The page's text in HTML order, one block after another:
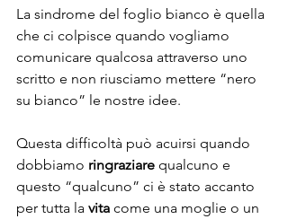
La sindrome del foglio bianco è quella
che ci colpisce quando vogliamo
comunicare qualcosa attraverso uno
scritto e non riusciamo mettere “nero
su bianco” le nostre idee.
Questa difficoltà può acuirsi quando
dobbiamo ringraziare qualcuno e
questo “qualcuno” ci è stato accanto
per tutta la vita come una moglie o un